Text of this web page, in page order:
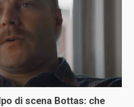
di scena Bottas: che